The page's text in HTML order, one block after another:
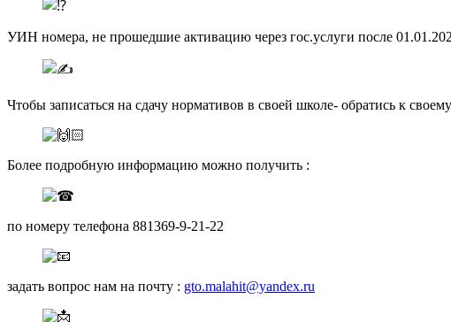
УИН номера, не прошедшие активацию через гос.услуги после
Чтобы записаться на сдачу нормативов в своей школе- обратись к
Более подробную информацию можно получить :
по номеру телефона 881369-9-21-22
задать вопрос нам на почту : gto.malahit@yandex.ru